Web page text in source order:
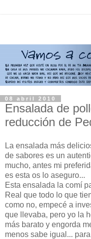
08 abril 2010
Ensalada de
reducción de
La ensalada más
de sabores es un
mucho, antes mi
es esta os lo aseguro...
Esta ensalada la comí
Real que todo lo que
como no, empecé a
que llevaba, pero yo la
más barato y engorda
menos sabe igual...